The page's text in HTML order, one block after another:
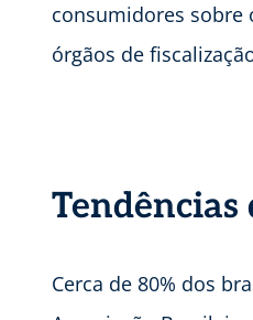
consumidores sobre
órgãos de
Tendências
Cerca de 80% dos